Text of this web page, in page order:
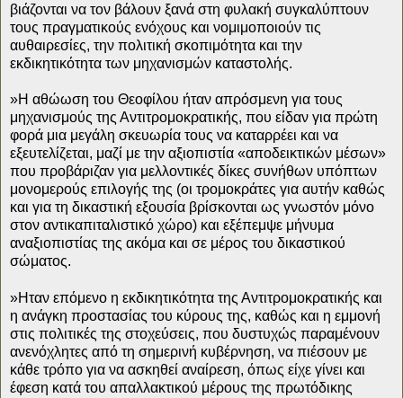
βιάζονται να τον βάλουν ξανά στη φυλακή συγκαλύπτουν
τους πραγματικούς ενόχους και νομιμοποιούν τις
αυθαιρεσίες, την πολιτική σκοπιμότητα και την
εκδικητικότητα των μηχανισμών καταστολής.
»Η αθώωση του Θεοφίλου ήταν απρόσμενη για τους
μηχανισμούς της Αντιτρομοκρατικής, που είδαν για πρώτη
φορά μια μεγάλη σκευωρία τους να καταρρέει και να
εξευτελίζεται, μαζί με την αξιοπιστία «αποδεικτικών μέσων»
που προβάριζαν για μελλοντικές δίκες συνήθων υπόπτων
μονομερούς επιλογής της (οι τρομοκράτες για αυτήν καθώς
και για τη δικαστική εξουσία βρίσκονται ως γνωστόν μόνο
στον αντικαπιταλιστικό χώρο) και εξέπεμψε μήνυμα
αναξιοπιστίας της ακόμα και σε μέρος του δικαστικού
σώματος.
»Ηταν επόμενο η εκδικητικότητα της Αντιτρομοκρατικής και
η ανάγκη προστασίας του κύρους της, καθώς και η εμμονή
στις πολιτικές της στοχεύσεις, που δυστυχώς παραμένουν
ανενόχλητες από τη σημερινή κυβέρνηση, να πιέσουν με
κάθε τρόπο για να ασκηθεί αναίρεση, όπως είχε γίνει και
έφεση κατά του απαλλακτικού μέρους της πρωτόδικης